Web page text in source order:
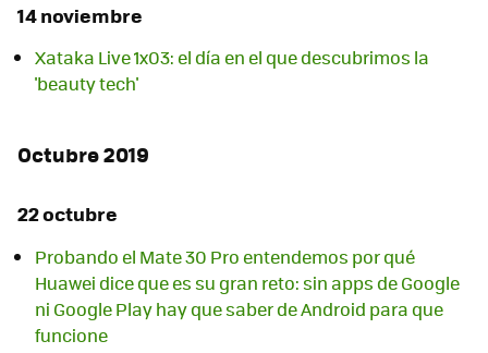
14 noviembre
Xataka Live 1x03: el día en el que descubrimos la
'beauty tech'
Octubre 2019
22 octubre
Probando el Mate 30 Pro entendemos por qué
Huawei dice que es su gran reto: sin apps de Google
ni Google Play hay que saber de Android para que
funcione